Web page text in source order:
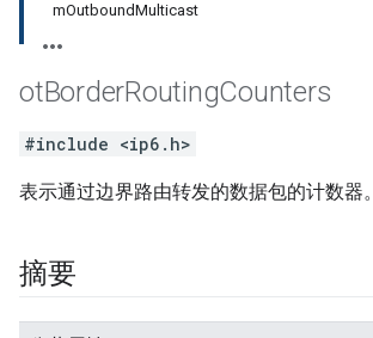
mOutboundMulticast
otBorderRoutingCounters
#include <ip6.h>
表示通过边界路由转发的数据包的计数器。
摘要